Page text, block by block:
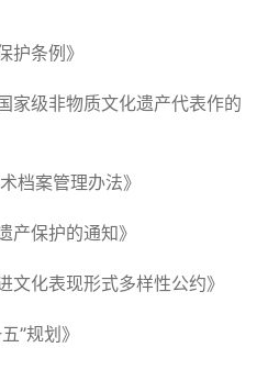
护条例》
家级非物质文化遗产代表作的
档案管理办法》
产保护的通知》
文化表现形式多样性公约》
”规划》